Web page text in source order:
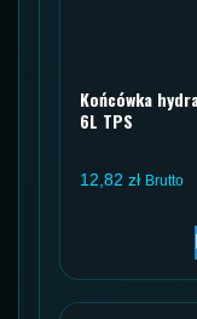
Końcówka
6L TPS
12,82 zł Brutto